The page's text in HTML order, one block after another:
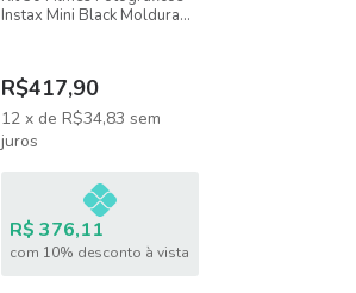
Instax Mini Black Moldura
R$417,90
12 x de R$34,83 sem
juros
R$ 376,11
com 10% desconto à vista